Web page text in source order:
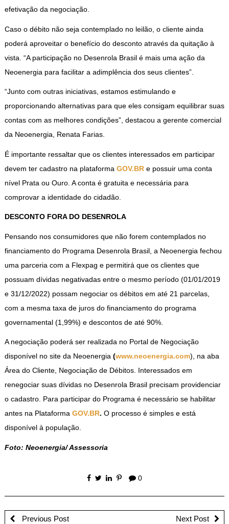
efetivação da negociação.
Caso o débito não seja contemplado no leilão, o cliente ainda
poderá aproveitar o benefício do desconto através da quitação à
vista. “A participação no Desenrola Brasil é mais uma ação da
Neoenergia para facilitar a adimplência dos seus clientes”.
“Junto com outras iniciativas, estamos estimulando e
proporcionando alternativas para que eles consigam equilibrar suas
contas com as melhores condições”, destacou a gerente comercial
da Neoenergia, Renata Farias.
É importante ressaltar que os clientes interessados em participar
devem ter cadastro na plataforma GOV.BR e possuir uma conta
nível Prata ou Ouro. A conta é gratuita e necessária para
comprovar a identidade do cidadão.
DESCONTO FORA DO DESENROLA
Pensando nos consumidores que não forem contemplados no
financiamento do Programa Desenrola Brasil, a Neoenergia fechou
uma parceria com a Flexpag e permitirá que os clientes que
possuam dívidas negativadas entre o mesmo período (01/01/2019
e 31/12/2022) possam negociar os débitos em até 21 parcelas,
com a mesma taxa de juros do financiamento do programa
governamental (1,99%) e descontos de até 90%.
A negociação poderá ser realizada no Portal de Negociação
disponível no site da Neoenergia (www.neoenergia.com), na aba
Área do Cliente, Negociação de Débitos. Interessados em
renegociar suas dívidas no Desenrola Brasil precisam providenciar
o cadastro. Para participar do Programa é necessário se habilitar
antes na Plataforma GOV.BR. O processo é simples e está
disponível à população.
Foto: Neoenergia/ Assessoria
0
Previous Post Next Post